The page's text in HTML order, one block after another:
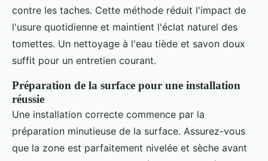
contre les taches. Cette méthode réduit l'impact de
l'usure quotidienne et maintient l'éclat naturel des
tomettes. Un nettoyage à l'eau tiède et savon doux
suffit pour un entretien courant.
Préparation de la surface pour une installation
réussie
Une installation correcte commence par la
préparation minutieuse de la surface. Assurez-vous
que la zone est parfaitement nivelée et sèche avant